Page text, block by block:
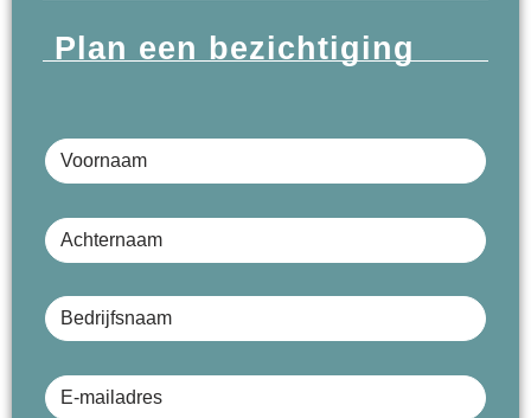
Plan een bezichtiging